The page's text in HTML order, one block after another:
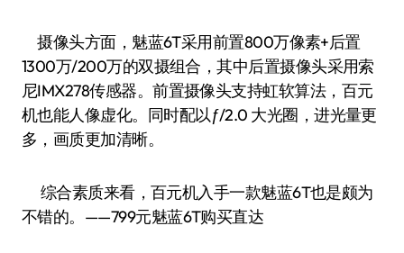
摄像头方面，魅蓝6T采用前置800万像素+后置
1300万/200万的双摄组合，其中后置摄像头采用索
尼IMX278传感器。前置摄像头支持虹软算法，百元
机也能人像虚化。同时配以ƒ/2.0 大光圈，进光量更
多，画质更加清晰。
综合素质来看，百元机入手一款魅蓝6T也是颇为
不错的。——799元魅蓝6T购买直达